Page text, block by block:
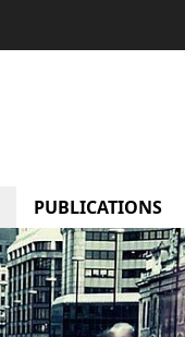
menu Agenda
PUBLICATIONS